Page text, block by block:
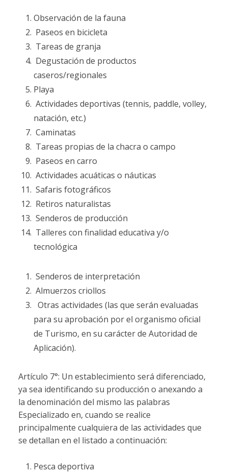
Observación de la fauna
Paseos en bicicleta
Tareas de granja
Degustación de productos
caseros/regionales
Playa
Actividades deportivas (tennis, paddle, volley,
natación, etc.)
Caminatas
Tareas propias de la chacra o campo
Paseos en carro
Actividades acuáticas o náuticas
Safaris fotográficos
Retiros naturalistas
Senderos de producción
Talleres con finalidad educativa y/o
tecnológica
Senderos de interpretación
Almuerzos criollos
Otras actividades (las que serán evaluadas
para su aprobación por el organismo oficial
de Turismo, en su carácter de Autoridad de
Aplicación).
Artículo 7°: Un establecimiento será diferenciado,
ya sea identificando su producción o anexando a
la denominación del mismo las palabras
Especializado en, cuando se realice
principalmente cualquiera de las actividades que
se detallan en el listado a continuación:
Pesca deportiva